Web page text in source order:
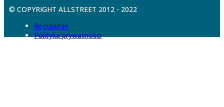
© COPYRIGHT ALLSTREET 2012 - 2022
Regulamin
Polityka prywatności